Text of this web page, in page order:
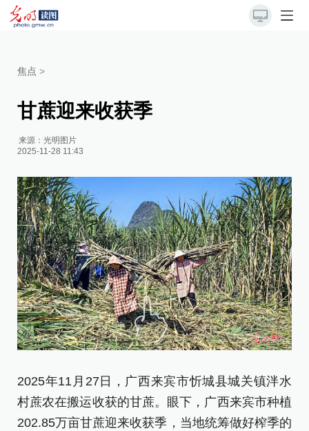
焦点 >
甘蔗迎来收获季
来源：光明图片
2025-11-28 11:43
2025年11月27日，广西来宾市忻城县城关镇泮水
村蔗农在搬运收获的甘蔗。眼下，广西来宾市种植
202.85万亩甘蔗迎来收获季，当地统筹做好榨季的